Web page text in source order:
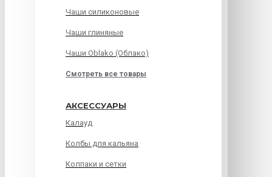
Чаши силиконовые
Чаши глиняные
Чаши Oblako (Облако)
Смотреть все товары
АКСЕССУАРЫ
Калауд
Колбы для кальяна
Колпаки и сетки